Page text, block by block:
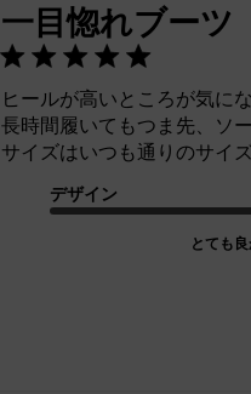
一目惚れブーツ
ヒールが高いところが気に
長時間履いてもつま先、ソ
サイズはいつも通りのサイ
デザイン
とても